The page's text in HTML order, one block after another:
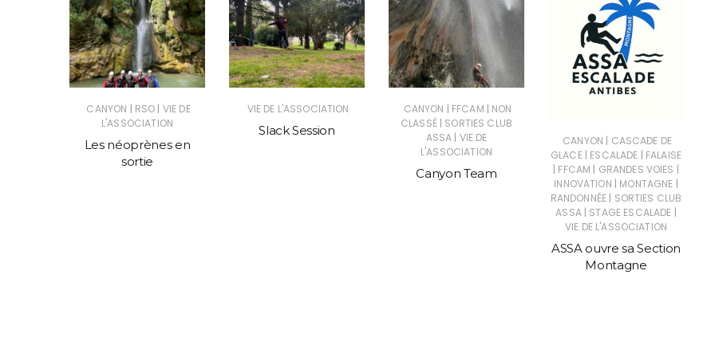
CANYON | RSO | VIE DE
L'ASSOCIATION
Les néoprènes en
sortie
VIE DE L'ASSOCIATION
Slack Session
CANYON | FFCAM | NON
CLASSÉ | SORTIES CLUB
ASSA | VIE DE
L'ASSOCIATION
Canyon Team
CANYON | CASCADE DE
GLACE | ESCALADE | FALAISE
| FFCAM | GRANDES VOIES |
INNOVATION | MONTAGNE |
RANDONNÉE | SORTIES CLUB
ASSA | STAGE ESCALADE |
VIE DE L'ASSOCIATION
ASSA ouvre sa Section
Montagne